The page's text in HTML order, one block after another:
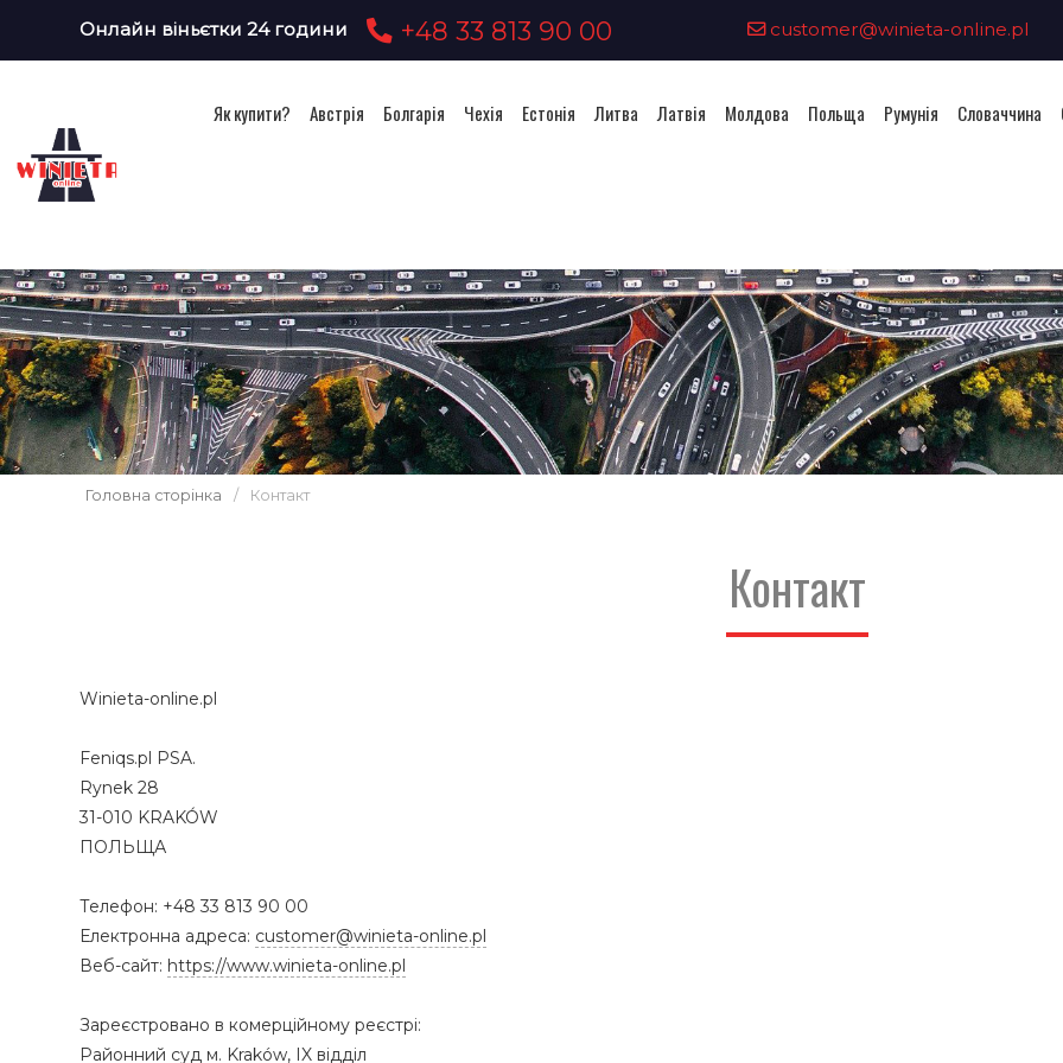
Онлайн віньєтки 24 години +48 33 813 90 00 customer@winieta-online.pl
Як купити? Австрія Болгарія Чехія Естонія Литва Латвія Молдова Польща Румунія Словаччина
Головна сторінка / Контакт
Контакт
Winieta-online.pl
Feniqs.pl PSA.
Rynek 28
31-010 KRAKÓW
ПОЛЬЩА
Телефон: +48 33 813 90 00
Електронна адреса: customer@winieta-online.pl
Веб-сайт: https://www.winieta-online.pl
Зареєстровано в комерційному реєстрі:
Районний суд м. Kraków, IX відділ